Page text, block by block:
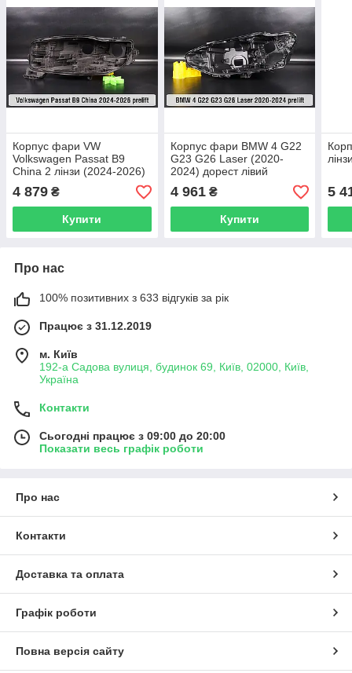
Корпус фари VW
Volkswagen Passat B9
China 2 лінзи (2024-2026)
дорест лівий
4 879 ₴
Купити
Корпус фари BMW 4 G22
G23 G26 Laser (2020-
2024) дорест лівий
4 961₴
Купити
5
Про нас
100% позитивних з 633 відгуків за рік
Працює з 31.12.2019
м. Київ
192-а Садова вулиця, будинок 69, Київ, 02000, Київ,
Україна
Контакти
Сьогодні працює з 09:00 до 20:00
Показати весь графік роботи
Про нас
Контакти
Доставка та оплата
Графік роботи
Повна версія сайту